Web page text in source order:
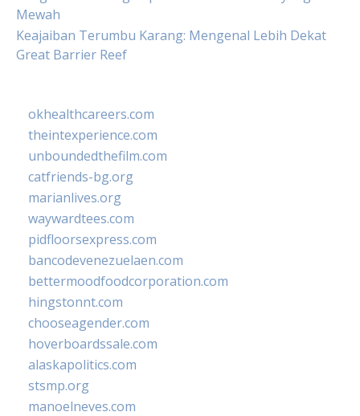
Mewah
Keajaiban Terumbu Karang: Mengenal Lebih Dekat
Great Barrier Reef
okhealthcareers.com
theintexperience.com
unboundedthefilm.com
catfriends-bg.org
marianlives.org
waywardtees.com
pidfloorsexpress.com
bancodevenezuelaen.com
bettermoodfoodcorporation.com
hingstonnt.com
chooseagender.com
hoverboardssale.com
alaskapolitics.com
stsmp.org
manoelneves.com